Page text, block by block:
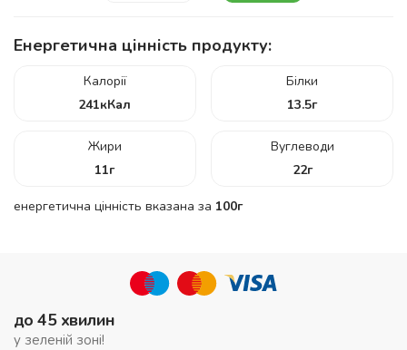
Енергетична цінність продукту:
Калорії
241кКал
Білки
13.5г
Жири
11г
Вуглеводи
22г
енергетична цінність вказана за 100г
до 45 хвилин
у зеленій зоні!